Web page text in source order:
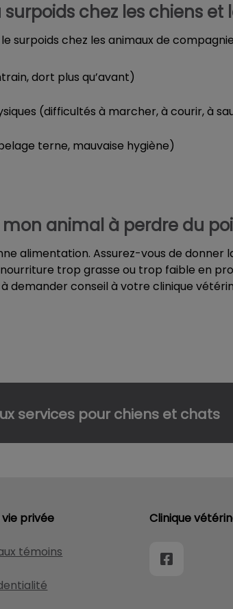
chez les chiens et
surpoids chez les animaux de
dort plus qu’avant)
(difficultés à marcher, à courir, à
terne, mauvaise hygiène)
animal à perdre du
alimentation. Assurez-vous de donner
trop grasse ou trop faible en
demander conseil à votre clinique
services pour chiens et chats
privée
témoins
Clinique